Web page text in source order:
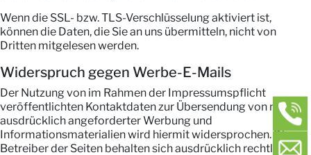
Wenn die SSL- bzw. TLS-Verschlüsselung aktiviert ist,
können die Daten, die Sie an uns übermitteln, nicht von
Dritten mitgelesen werden.
Widerspruch gegen Werbe-E-Mails
Der Nutzung von im Rahmen der Impressumspflicht
veröffentlichten Kontaktdaten zur Übersendung von nicht
ausdrücklich angeforderter Werbung und
Informationsmaterialien wird hiermit widersprochen. Die
Betreiber der Seiten behalten sich ausdrücklich rechtliche